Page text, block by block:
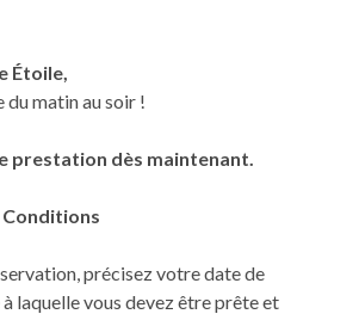
Étoile,
du matin au soir !
prestation dès maintenant.
précisez votre date de
à laquelle vous devez être prête et